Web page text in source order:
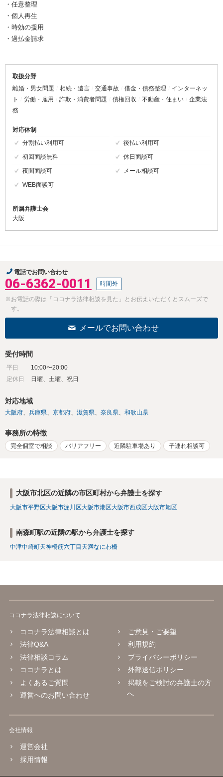
・任意整理
・個人再生
・時効の援用
・過払金請求
取扱分野
離婚・男女問題
相続・遺言 交通事故 借金・債務整理
インターネッ
ト
労働・雇用 詐欺・消費者問題 債権回収 不動産・住まい
企業法
務
対応体制
分割払い利用可
後払い利用可
初回面談無料
休日面談可
夜間面談可
メール相談可
WEB面談可
所属弁護士会
大阪
電話でお問い合わせ
06-6362-0011 時間外
※お電話の際は「ココナラ法律相談を見た」とお伝えいただくとスムーズで
す。
メールでお問い合わせ
受付時間
平日
10:00〜20:00
定休日
日曜、土曜、祝日
対応地域
大阪府 兵庫県 京都府 滋賀県 奈良県 和歌山県
事務所の特徴
完全個室で相談 バリアフリー 近隣駐車場あり 子連れ相談可
大阪市北区の近隣の市区町村から弁護士を探す
大阪市平野区大阪市淀川区大阪市港区大阪市西成区大阪市旭区
南森町駅の近隣の駅から弁護士を探す
中津中崎町天神橋筋六丁目 天満なにわ橋
ココナラ法律相談について
ココナラ法律相談とは
法律Q&A
法律相談コラム
ココナラとは
よくあるご質問
運営へのお問い合わせ
ご意見・ご要望
利用規約
プライバシーポリシー
外部送信ポリシー
掲載をご検討の弁護士の方
へ
会社情報
運営会社
採用情報